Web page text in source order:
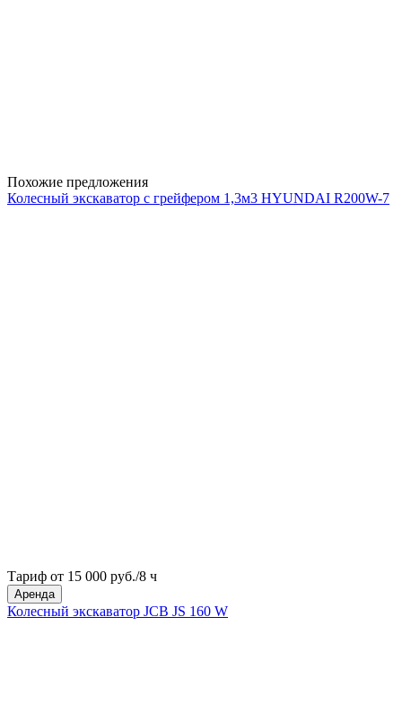
Похожие предложения
Колесный экскаватор с грейфером 1,3м3 HYUNDAI R200W-7
Тариф от 15 000 руб./8 ч
Аренда
Колесный экскаватор JCB JS 160 W